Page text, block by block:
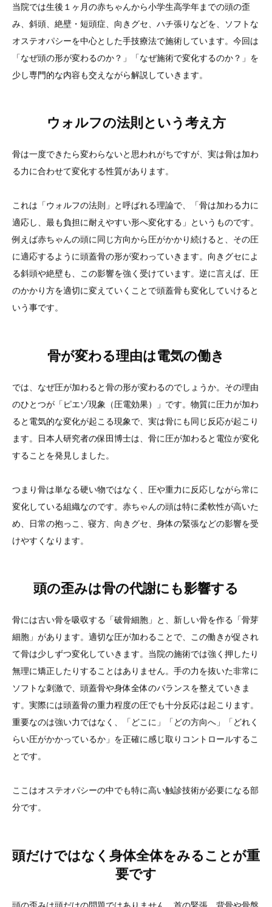
当院では生後１ヶ月の赤ちゃんから小学生高学年までの頭の歪
み、斜頭、絶壁・短頭症、向きグセ、ハチ張りなどを、ソフトな
オステオパシーを中心とした手技療法で施術しています。今回は
「なぜ頭の形が変わるのか？」「なぜ施術で変化するのか？」を
少し専門的な内容も交えながら解説していきます。
ウォルフの法則という考え方
骨は一度できたら変わらないと思われがちですが、実は骨は加わ
る力に合わせて変化する性質があります。
これは「ウォルフの法則」と呼ばれる理論で、「骨は加わる力に
適応し、最も負担に耐えやすい形へ変化する」というものです。
例えば赤ちゃんの頭に同じ方向から圧がかかり続けると、その圧
に適応するように頭蓋骨の形が変わっていきます。向きグセによ
る斜頭や絶壁も、この影響を強く受けています。逆に言えば、圧
のかかり方を適切に変えていくことで頭蓋骨も変化していけると
いう事です。
骨が変わる理由は電気の働き
では、なぜ圧が加わると骨の形が変わるのでしょうか。その理由
のひとつが「ピエゾ現象（圧電効果）」です。物質に圧力が加わ
ると電気的な変化が起こる現象で、実は骨にも同じ反応が起こり
ます。日本人研究者の保田博士は、骨に圧が加わると電位が変化
することを発見しました。
つまり骨は単なる硬い物ではなく、圧や重力に反応しながら常に
変化している組織なのです。赤ちゃんの頭は特に柔軟性が高いた
め、日常の抱っこ、寝方、向きグセ、身体の緊張などの影響を受
けやすくなります。
頭の歪みは骨の代謝にも影響する
骨には古い骨を吸収する「破骨細胞」と、新しい骨を作る「骨芽
細胞」があります。適切な圧が加わることで、この働きが促され
て骨は少しずつ変化していきます。当院の施術では強く押したり
無理に矯正したりすることはありません。手の力を抜いた非常に
ソフトな刺激で、頭蓋骨や身体全体のバランスを整えていきま
す。実際には頭蓋骨の重力程度の圧でも十分反応は起こります。
重要なのは強い力ではなく、「どこに」「どの方向へ」「どれく
らい圧がかかっているか」を正確に感じ取りコントロールするこ
とです。
ここはオステオパシーの中でも特に高い触診技術が必要になる部
分です。
頭だけではなく身体全体をみることが重
要です